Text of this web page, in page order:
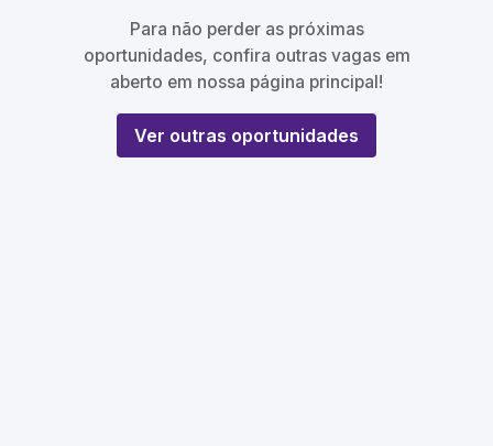
Para não perder as próximas
oportunidades, confira outras vagas em
aberto em nossa página principal!
Ver outras oportunidades